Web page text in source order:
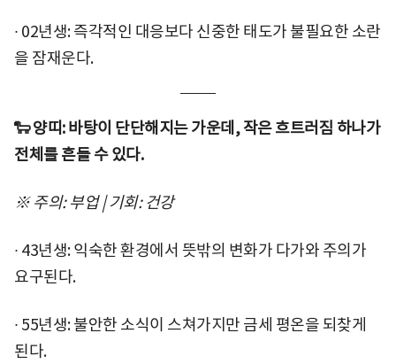
∙ 02년생: 즉각적인 대응보다 신중한 태도가 불필요한 소란
을 잠재운다.
🐑 양띠: 바탕이 단단해지는 가운데, 작은 흐트러짐 하나가
전체를 흔들 수 있다.
※ 주의: 부업 | 기회: 건강
∙ 43년생: 익숙한 환경에서 뜻밖의 변화가 다가와 주의가
요구된다.
∙ 55년생: 불안한 소식이 스쳐가지만 금세 평온을 되찾게
된다.